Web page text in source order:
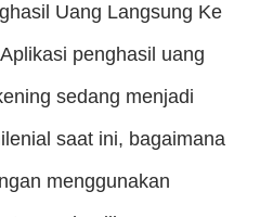
Uang Langsung Ke
penghasil uang
sedang menjadi
saat ini, bagaimana
menggunakan